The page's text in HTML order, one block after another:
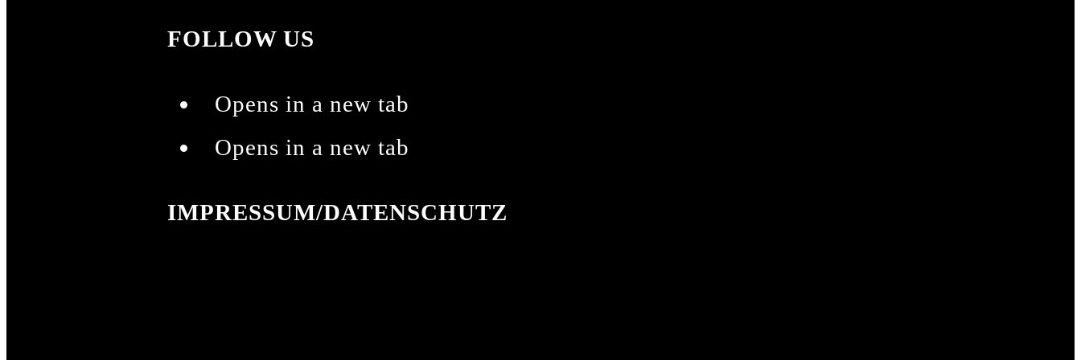
FOLLOW US
Opens in a new tab
Opens in a new tab
IMPRESSUM/DATENSCHUTZ